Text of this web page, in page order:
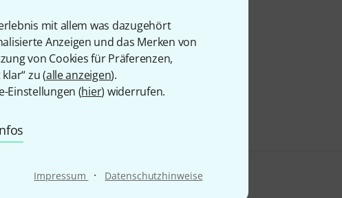
mit allem was dazugehört
Anzeigen und das Merken von
von Cookies für Präferenzen,
zu (alle anzeigen).
Einstellungen (hier) widerrufen.
Impressum · Datenschutzhinweise
ab 29 €
MwSt.